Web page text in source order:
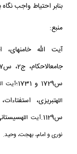
بنابر احتياط واجب
منبع:
جامع‏الاحكام، ج2، س1717 و 1605؛
س1729 و 1731؛
آيت
الله
س1129.
آيت الله
نورى و امام، بهجت، وحيد.